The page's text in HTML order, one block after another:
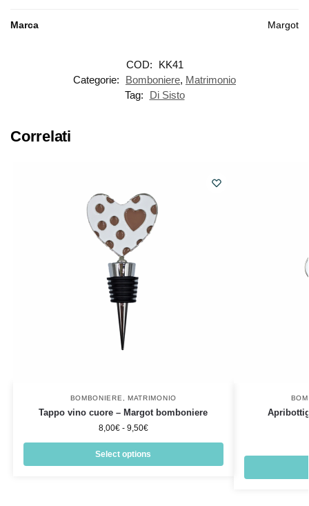
Marca Margot
COD:
KK41
Categorie:
Bomboniere, Matrimonio
Tag:
Di Sisto
Correlati
BOMBONIERE, MATRIMONIO
Tappo vino cuore – Margot bomboniere
8,00€ - 9,50€
Select options